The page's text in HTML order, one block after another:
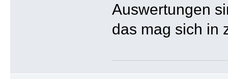
Auswertungen
das mag sich in